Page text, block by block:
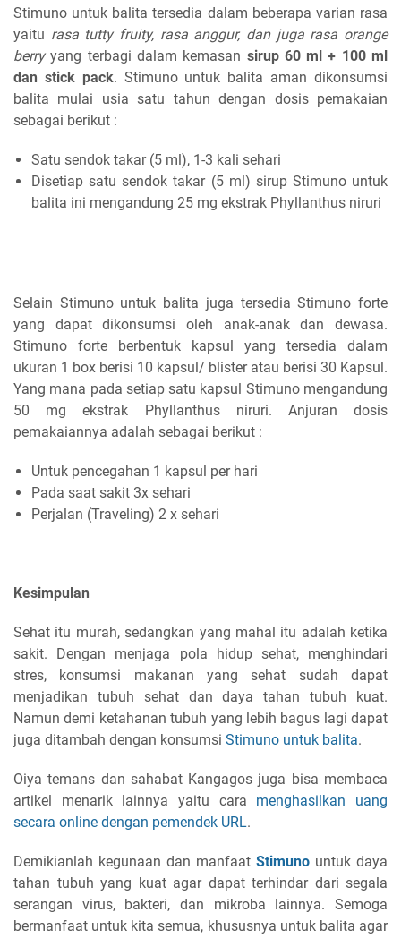
Stimuno untuk balita tersedia dalam beberapa varian rasa
yaitu rasa tutty fruity, rasa anggur, dan juga rasa orange
berryyang terbagi dalam kemasan sirup 60 ml + 100 ml
dan stick pack. Stimuno untuk balita aman dikonsumsi
balita mulai usia satu tahun dengan dosis pemakaian
sebagai berikut :
Satu sendok takar (5 ml), 1-3 kali sehari
Disetiap satu sendok takar (5 ml) sirup Stimuno untuk
balita ini mengandung 25 mg ekstrak Phyllanthus niruri
Selain Stimuno untuk balita juga tersedia Stimuno forte
yang dapat dikonsumsi oleh anak-anak dan dewasa.
Stimuno forte berbentuk kapsul yang tersedia dalam
ukuran 1 box berisi 10 kapsul/ blister atau berisi 30 Kapsul.
Yang mana pada setiap satu kapsul Stimuno mengandung
50 mg ekstrak Phyllanthus niruri. Anjuran dosis
pemakaiannya adalah sebagai berikut :
Untuk pencegahan 1 kapsul per hari
Pada saat sakit 3x sehari
Perjalan (Traveling) 2 x sehari
Kesimpulan
Sehat itu murah, sedangkan yang mahal itu adalah ketika
sakit. Dengan menjaga pola hidup sehat, menghindari
stres, konsumsi makanan yang sehat sudah dapat
menjadikan tubuh sehat dan daya tahan tubuh kuat.
Namun demi ketahanan tubuh yang lebih bagus lagi dapat
juga ditambah dengan konsumsi Stimuno untuk balita.
Oiya temans dan sahabat Kangagos juga bisa membaca
artikel menarik lainnya yaitu cara menghasilkan uang
secara online dengan pemendek URL.
Demikianlah kegunaan dan manfaat Stimuno untuk daya
tahan tubuh yang kuat agar dapat terhindar dari segala
serangan virus, bakteri, dan mikroba lainnya. Semoga
bermanfaat untuk kita semua, khususnya untuk balita agar